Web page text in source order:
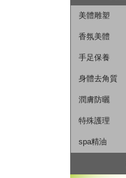
美體雕塑
香氛美體
手足保養
身體去角質
潤膚防曬
特殊護理
spa精油